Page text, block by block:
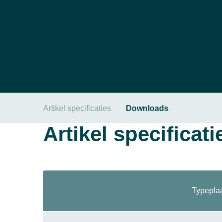
Artikel specificaties Downloads
Artikel